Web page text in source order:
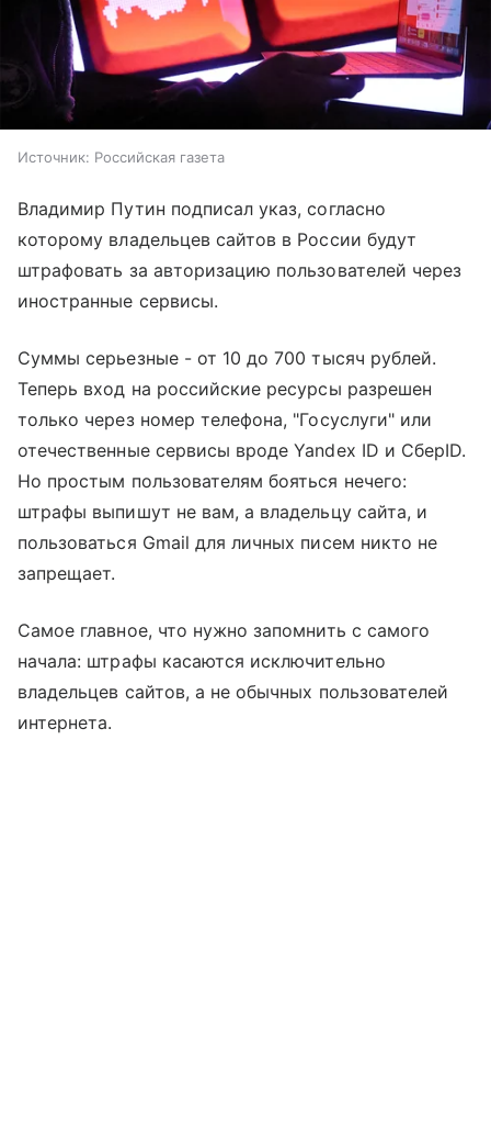
Источник: Российская газета
Владимир Путин подписал указ, согласно
которому владельцев сайтов в России будут
штрафовать за авторизацию пользователей через
иностранные сервисы.
Суммы серьезные - от 10 до 700 тысяч рублей.
Теперь вход на российские ресурсы разрешен
только через номер телефона, "Госуслуги" или
отечественные сервисы вроде Yandex ID и СберID.
Но простым пользователям бояться нечего:
штрафы выпишут не вам, а владельцу сайта, и
пользоваться Gmail для личных писем никто не
запрещает.
Самое главное, что нужно запомнить с самого
начала: штрафы касаются исключительно
владельцев сайтов, а не обычных пользователей
интернета.